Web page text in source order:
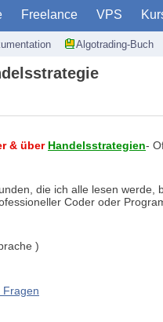
Freelance VPS
Algotrading-Buch
& über Handelsstrategien-
die ich alle lesen
Coder oder
)
Fragen